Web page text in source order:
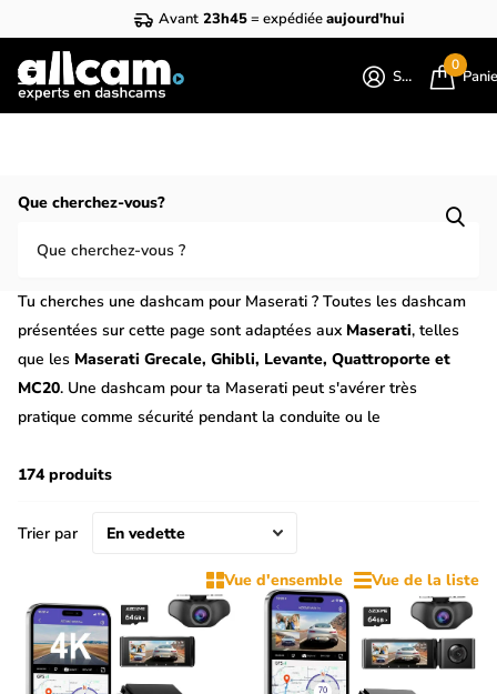
Avant 23h45= expédiéeaujourd'hui
Que cherchez-vous?
S'identifier
0
Homepage Maserati
dashcam pour Maserati
Tu cherches une dashcam pour Maserati ? Toutes les dashcam
présentées sur cette page sont adaptées aux Maserati, telles
que les Maserati Grecale, Ghibli, Levante, Quattroporte et
MC20. Une dashcam pour ta Maserati peut s'avérer très
pratique comme sécurité pendant la conduite ou le
permet également de fonctionner comme une caméra de
que caméra arrière pour ta Maserati. Les dashcam 2CH avec
caméra arrière disposent d'une caméra de recul que tu peux
placer sur la lunette arrière ou le pare-chocs. Si la dashcam est
équipée d'un écran LCD, elle sert également de caméra de recul.
174 produits
Vue d'ensemble Vue de la liste
Trier par